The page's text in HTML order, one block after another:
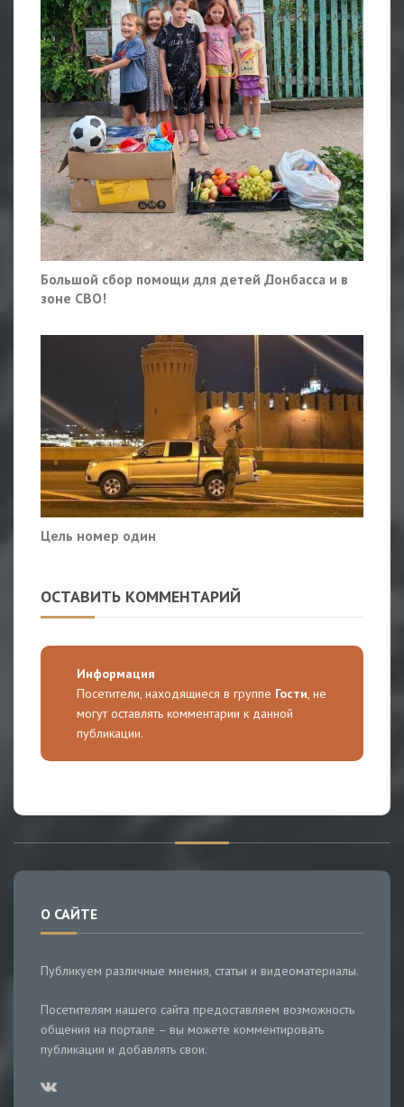
Большой сбор помощи для детей Донбасса и в
зоне СВО!
Цель номер один
ОСТАВИТЬ КОММЕНТАРИЙ
Информация
Посетители, находящиеся в группе Гости, не
могут оставлять комментарии к данной
публикации.
О САЙТЕ
Публикуем различные мнения, статьи и видеоматериалы.
Посетителям нашего сайта предоставляем возможность
общения на портале – вы можете комментировать
публикации и добавлять свои.